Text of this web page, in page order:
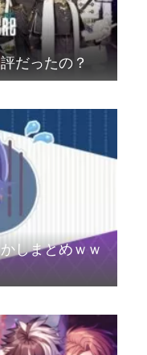
だったの？
しまとめｗｗ